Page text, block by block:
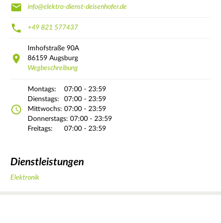
info@elektro-dienst-deisenhofer.de
+49 821 577437
Imhofstraße 90A
86159 Augsburg
Wegbeschreibung
Montags:
07:00 - 23:59
Dienstags:
07:00 - 23:59
Mittwochs: 07:00 - 23:59
Donnerstags: 07:00 - 23:59
Freitags:
07:00 - 23:59
Dienstleistungen
Elektronik